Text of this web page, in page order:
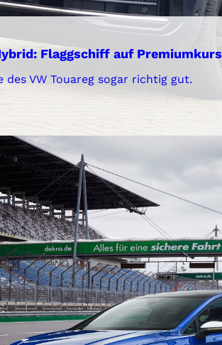
Flaggschiff auf Premiumkurs
VW Touareg sogar richtig gut.